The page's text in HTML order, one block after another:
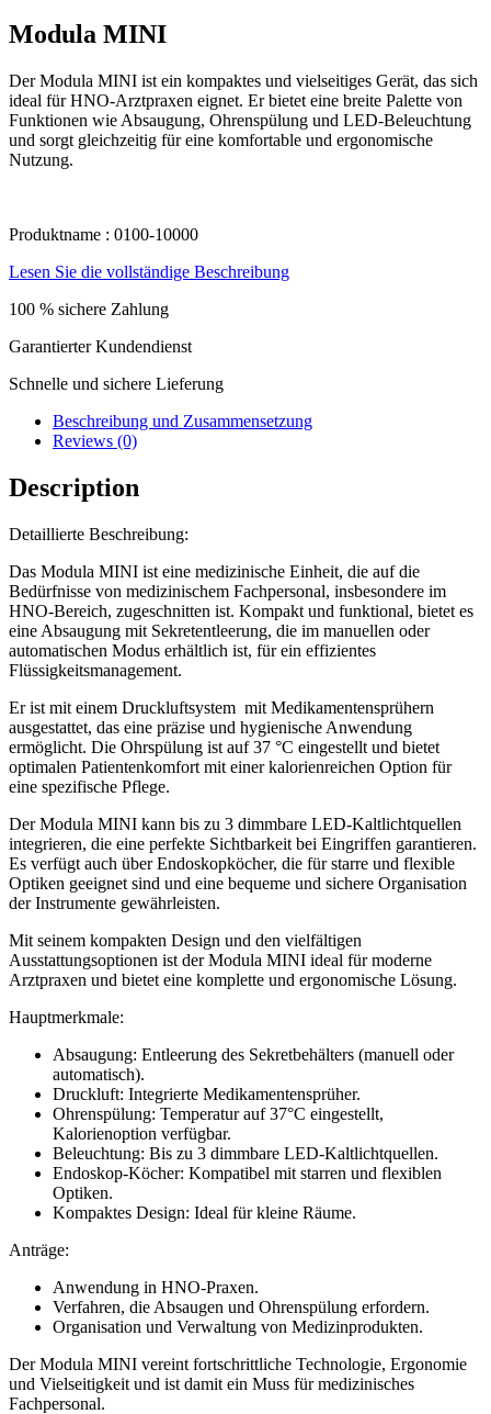
Modula MINI
Der Modula MINI ist ein kompaktes und vielseitiges Gerät, das sich
ideal für HNO-Arztpraxen eignet. Er bietet eine breite Palette von
Funktionen wie Absaugung, Ohrenspülung und LED-Beleuchtung
und sorgt gleichzeitig für eine komfortable und ergonomische
Nutzung.
Produktname : 0100-10000
Lesen Sie die vollständige Beschreibung
100 % sichere Zahlung
Garantierter Kundendienst
Schnelle und sichere Lieferung
Beschreibung und Zusammensetzung
Reviews (0)
Description
Detaillierte Beschreibung:
Das Modula MINI ist eine medizinische Einheit, die auf die
Bedürfnisse von medizinischem Fachpersonal, insbesondere im
HNO-Bereich, zugeschnitten ist. Kompakt und funktional, bietet es
eine Absaugung mit Sekretentleerung, die im manuellen oder
automatischen Modus erhältlich ist, für ein effizientes
Flüssigkeitsmanagement.
Er ist mit einem Druckluftsystem mit Medikamentensprühern
ausgestattet, das eine präzise und hygienische Anwendung
ermöglicht. Die Ohrspülung ist auf 37 °C eingestellt und bietet
optimalen Patientenkomfort mit einer kalorienreichen Option für
eine spezifische Pflege.
Der Modula MINI kann bis zu 3 dimmbare LED-Kaltlichtquellen
integrieren, die eine perfekte Sichtbarkeit bei Eingriffen garantieren.
Es verfügt auch über Endoskopköcher, die für starre und flexible
Optiken geeignet sind und eine bequeme und sichere Organisation
der Instrumente gewährleisten.
Mit seinem kompakten Design und den vielfältigen
Ausstattungsoptionen ist der Modula MINI ideal für moderne
Arztpraxen und bietet eine komplette und ergonomische Lösung.
Hauptmerkmale:
Absaugung: Entleerung des Sekretbehälters (manuell oder
automatisch).
Druckluft: Integrierte Medikamentensprüher.
Ohrenspülung: Temperatur auf 37°C eingestellt,
Kalorienoption verfügbar.
Beleuchtung: Bis zu 3 dimmbare LED-Kaltlichtquellen.
Endoskop-Köcher: Kompatibel mit starren und flexiblen
Optiken.
Kompaktes Design: Ideal für kleine Räume.
Anträge:
Anwendung in HNO-Praxen.
Verfahren, die Absaugen und Ohrenspülung erfordern.
Organisation und Verwaltung von Medizinprodukten.
Der Modula MINI vereint fortschrittliche Technologie, Ergonomie
und Vielseitigkeit und ist damit ein Muss für medizinisches
Fachpersonal.